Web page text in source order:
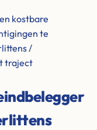
kostbare
te
/
traject